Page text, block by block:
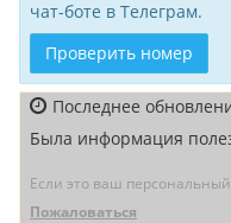
чат-боте в Телеграм.
Проверить номер
Последнее
Была информация
Если это ваш
Пожаловаться